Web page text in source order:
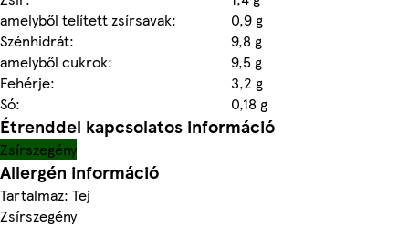
amelyből telített zsírsavak:
0,9 g
Szénhidrát:
9,8 g
amelyből cukrok:
9,5 g
Fehérje:
3,2 g
Só:
0,18 g
Étrenddel kapcsolatos információ
Zsírszegény
Allergén információ
Tartalmaz: Tej
Zsírszegény